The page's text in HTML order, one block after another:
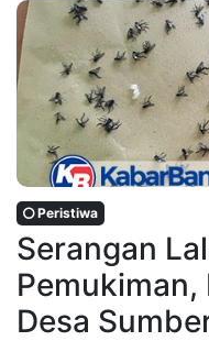
Peristiwa
Serangan
Pemukiman,
Desa